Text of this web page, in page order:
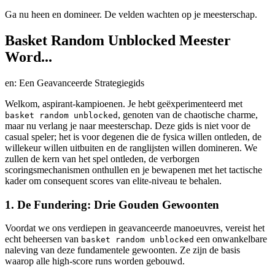
Ga nu heen en domineer. De velden wachten op je meesterschap.
Basket Random Unblocked Meester
Word...
en: Een Geavanceerde Strategiegids
Welkom, aspirant-kampioenen. Je hebt geëxperimenteerd met
basket random unblocked , genoten van de chaotische charme,
maar nu verlang je naar meesterschap. Deze gids is niet voor de
casual speler; het is voor degenen die de fysica willen ontleden, de
willekeur willen uitbuiten en de ranglijsten willen domineren. We
zullen de kern van het spel ontleden, de verborgen
scoringsmechanismen onthullen en je bewapenen met het tactische
kader om consequent scores van elite-niveau te behalen.
1. De Fundering: Drie Gouden Gewoonten
Voordat we ons verdiepen in geavanceerde manoeuvres, vereist het
echt beheersen van basket random unblocked een onwankelbare
naleving van deze fundamentele gewoonten. Ze zijn de basis
waarop alle high-score runs worden gebouwd.